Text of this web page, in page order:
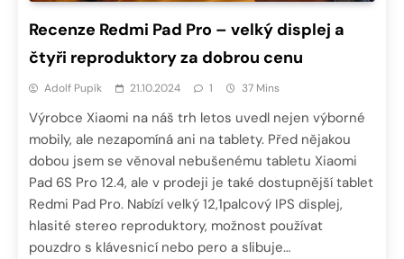
Recenze Redmi Pad Pro – velký displej a
čtyři reproduktory za dobrou cenu
Adolf Pupík 21.10.2024 1 37 Mins
Výrobce Xiaomi na náš trh letos uvedl nejen výborné
mobily, ale nezapomíná ani na tablety. Před nějakou
dobou jsem se věnoval nebušenému tabletu Xiaomi
Pad 6S Pro 12.4, ale v prodeji je také dostupnější tablet
Redmi Pad Pro. Nabízí velký 12,1palcový IPS displej,
hlasité stereo reproduktory, možnost používat
pouzdro s klávesnicí nebo pero a slibuje…